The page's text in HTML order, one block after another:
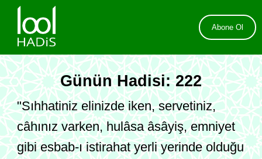
Abone Ol
Günün Hadisi: 222
"Sıhhatiniz elinizde iken, servetiniz,
câhınız varken, hulâsa âsâyiş, emniyet
gibi esbab-ı istirahat yerli yerinde olduğu